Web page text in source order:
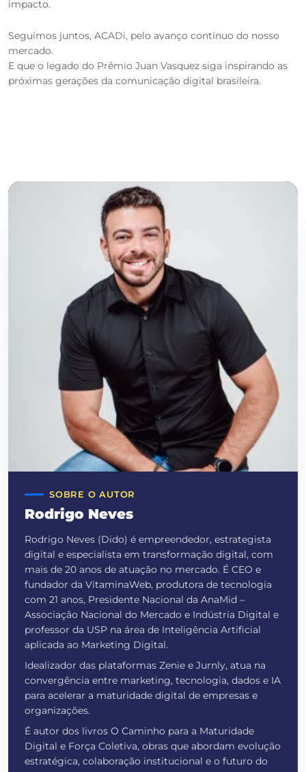
impacto.
Seguimos juntos, ACADi, pelo avanço contínuo do nosso
mercado.
E que o legado do Prêmio Juan Vasquez siga inspirando as
próximas gerações da comunicação digital brasileira.
SOBRE O AUTOR
Rodrigo Neves
Rodrigo Neves (Dido) é empreendedor, estrategista
digital e especialista em transformação digital, com
mais de 20 anos de atuação no mercado. É CEO e
fundador da VitaminaWeb, produtora de tecnologia
com 21 anos, Presidente Nacional da AnaMid –
Associação Nacional do Mercado e Indústria Digital e
professor da USP na área de Inteligência Artificial
aplicada ao Marketing Digital.
Idealizador das plataformas Zenie e Jurnly, atua na
convergência entre marketing, tecnologia, dados e IA
para acelerar a maturidade digital de empresas e
organizações.
É autor dos livros O Caminho para a Maturidade
Digital e Força Coletiva, obras que abordam evolução
estratégica, colaboração institucional e o futuro do